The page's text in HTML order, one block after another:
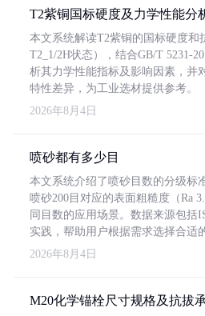
T2紫铜国标硬度及力学性能分
本文系统解读T2紫铜的国标硬度和
T2_1/2H状态），结合GB/T 5231-
析其力学性能指标及影响因素，并
特性差异，为工业选材提供参考。
2026年8月4日
喷砂都有多少目
本文系统介绍了喷砂目数的分级标
喷砂200目对应的表面粗糙度（Ra
同目数的应用场景。数据来源包括
实践，帮助用户根据需求选择合适
2026年8月4日
M20化学锚栓尺寸规格及抗拔